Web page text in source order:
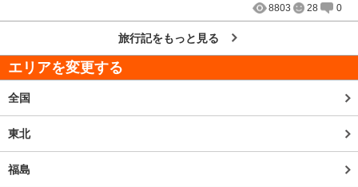
8803
28 0
旅行記をもっと見る
エリアを変更する
全国
東北
福島